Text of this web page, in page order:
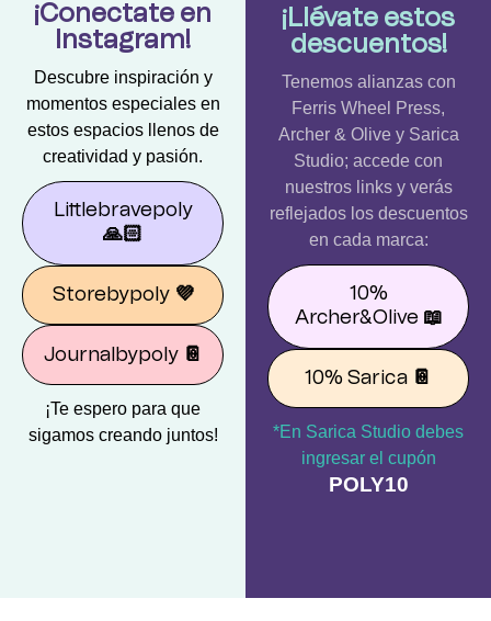
¡Conectate en
Instagram!
Descubre inspiración y
momentos especiales en
estos espacios llenos de
creatividad y pasión.
Littlebravepoly
🙏🏻
Storebypoly 💜
Journalbypoly 📔
¡Te espero para que
sigamos creando juntos!
¡Llévate estos
descuentos!
Tenemos alianzas con
Ferris Wheel Press,
Archer & Olive y Sarica
Studio; accede con
nuestros links y verás
reflejados los descuentos
en cada marca:
10%
Archer&Olive 📖
10% Sarica 📔
*En Sarica Studio debes
ingresar el cupón
POLY10